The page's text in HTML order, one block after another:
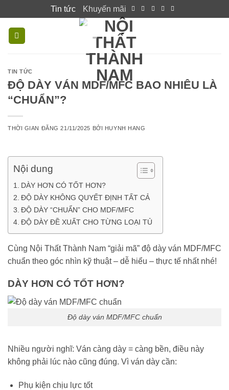
to
content
Tin tức Khuyến mãi
TIN TỨC
ĐỘ DÀY VÁN MDF/MFC BAO NHIÊU LÀ
“CHUẨN”?
THỜI GIAN ĐĂNG21/11/2025 BỞI HUYNH HANG
Nội dung
DÀY HƠN CÓ TỐT HƠN?
ĐỘ DÀY KHÔNG QUYẾT ĐỊNH TẤT CẢ
ĐỘ DÀY “CHUẨN” CHO MDF/MFC
ĐỘ DÀY ĐỀ XUẤT CHO TỪNG LOẠI TỦ
Cùng Nội Thất Thành Nam “giải mã” độ dày ván MDF/MFC
chuẩn theo góc nhìn kỹ thuật – dễ hiểu – thực tế nhất nhé!
DÀY HƠN CÓ TỐT HƠN?
Độ dày ván MDF/MFC chuẩn
Nhiều người nghĩ: Ván càng dày = càng bền, điều này
không phải lúc nào cũng đúng. Vì ván dày cần:
Phụ kiện chịu lực tốt